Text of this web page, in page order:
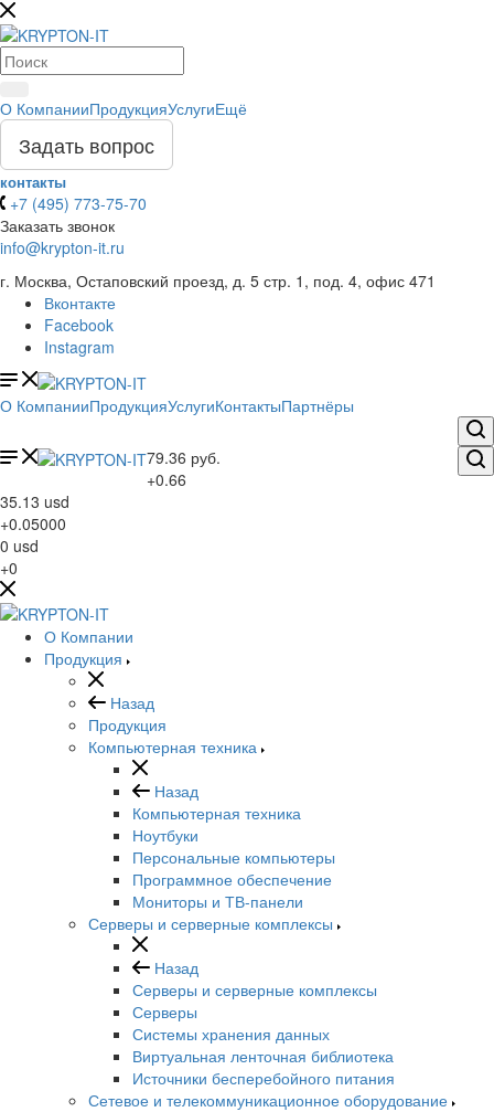
О КомпанииПродукцияУслугиЕщё
Задать вопрос
контакты
+7 (495) 773-75-70
Заказать звонок
info@krypton-it.ru
г. Москва, Остаповский проезд, д. 5 стр. 1, под. 4, офис 471
Вконтакте
Facebook
Instagram
О КомпанииПродукцияУслугиКонтактыПартнёры
79.36 руб.
+0.66
35.13 usd
+0.05000
0 usd
+0
О Компании
Продукция
Назад
Продукция
Компьютерная техника
Назад
Компьютерная техника
Ноутбуки
Персональные компьютеры
Программное обеспечение
Мониторы и ТВ-панели
Серверы и серверные комплексы
Назад
Серверы и серверные комплексы
Серверы
Системы хранения данных
Виртуальная ленточная библиотека
Источники бесперебойного питания
Сетевое и телекоммуникационное оборудование